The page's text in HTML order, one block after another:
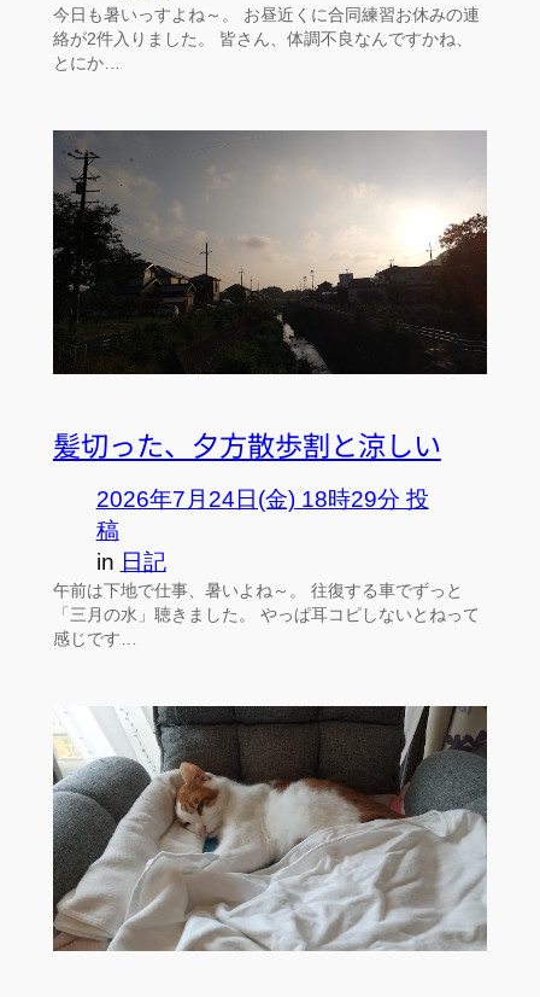
今日も暑いっすよね～。 お昼近くに合同練習お休みの連
絡が2件入りました。 皆さん、体調不良なんですかね、
とにか…
髪切った、夕方散歩割と涼しい
2026年7月24日(金) 18時29分 投
稿
in 日記
午前は下地で仕事、暑いよね～。 往復する車でずっと
「三月の水」聴きました。 やっぱ耳コピしないとねって
感じです…